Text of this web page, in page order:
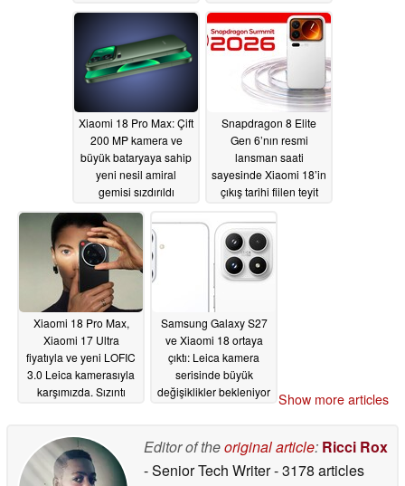
07/08/2026
artıyor07/07/2026
Xiaomi 18 Pro Max: Çift
200 MP kamera ve
büyük bataryaya sahip
yeni nesil amiral
gemisi sızdırıldı
07/07/2026
Snapdragon 8 Elite
Gen 6’nın resmi
lansman saati
sayesinde Xiaomi 18’in
çıkış tarihi fiilen teyit
Xiaomi 18 Pro Max,
Xiaomi 17 Ultra
fiyatıyla ve yeni LOFIC
3.0 Leica kamerasıyla
karşımızda. Sızıntı
kaldırılmadığını
söylüyor06/28/2026
Samsung Galaxy S27
ve Xiaomi 18 ortaya
çıktı: Leica kamera
serisinde büyük
değişiklikler bekleniyor Show more articles
Editor of theoriginal article: Ricci Rox
- Senior Tech Writer- 3178 articles